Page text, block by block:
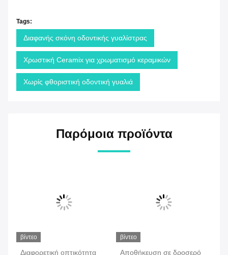
Tags:
Διαφανής σκόνη οδοντικής γυαλίστρας
Χρωστική Ceramix για χρωματισμό κεραμικών
Χωρίς φθοριστική οδοντική γυαλιά
Παρόμοια προϊόντα
βίντεο
Διαφορετική οπτικότητα
βίντεο
Αποθήκευση σε δροσερό